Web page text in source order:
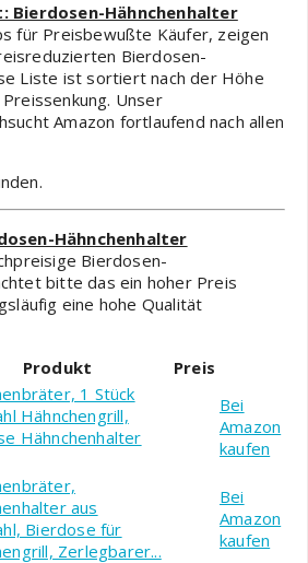
Bierdosen-Hähnchenhalter
für Preisbewußte Käufer, zeigen
Bierdosen-
Liste ist sortiert nach der Höhe
Unser
Amazon fortlaufend nach allen
Hähnchenhalter
Bierdosen-
bitte das ein hoher Preis
eine hohe Qualität
Produkt Preis
1 Stück
Hähnchengrill,
Hähnchenhalter
Bei
Amazon
kaufen
aus
Bierdose für
Zerlegbarer...
Bei
Amazon
kaufen